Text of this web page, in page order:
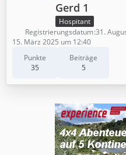
Gerd 1
Hospitant
Punkte
35
Beiträge
5
Registrierungsdatum 31.
15. März 2025 um 12:40